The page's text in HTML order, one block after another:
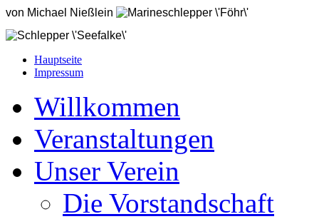
von Michael Nießlein
Fischkutter 'Elke'
Stromaufsichtsboot 'Bussard'
Hans Ingwersen
Hauptseite
Impressum
Willkommen
Veranstaltungen
Unser Verein
Die Vorstandschaft